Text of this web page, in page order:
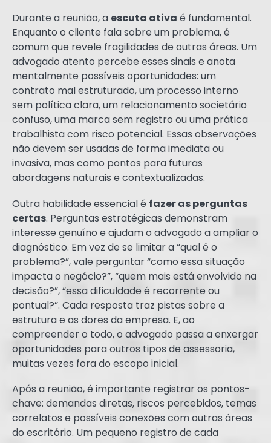
Durante a reunião, a escuta ativa é fundamental.
Enquanto o cliente fala sobre um problema, é
comum que revele fragilidades de outras áreas. Um
advogado atento percebe esses sinais e anota
mentalmente possíveis oportunidades: um
contrato mal estruturado, um processo interno
sem política clara, um relacionamento societário
confuso, uma marca sem registro ou uma prática
trabalhista com risco potencial. Essas observações
não devem ser usadas de forma imediata ou
invasiva, mas como pontos para futuras
abordagens naturais e contextualizadas.
Outra habilidade essencial é fazer as perguntas
certas. Perguntas estratégicas demonstram
interesse genuíno e ajudam o advogado a ampliar o
diagnóstico. Em vez de se limitar a “qual é o
problema?”, vale perguntar “como essa situação
impacta o negócio?”, “quem mais está envolvido na
decisão?”, “essa dificuldade é recorrente ou
pontual?”. Cada resposta traz pistas sobre a
estrutura e as dores da empresa. E, ao
compreender o todo, o advogado passa a enxergar
oportunidades para outros tipos de assessoria,
muitas vezes fora do escopo inicial.
Após a reunião, é importante registrar os pontos-
chave: demandas diretas, riscos percebidos, temas
correlatos e possíveis conexões com outras áreas
do escritório. Um pequeno registro de cada